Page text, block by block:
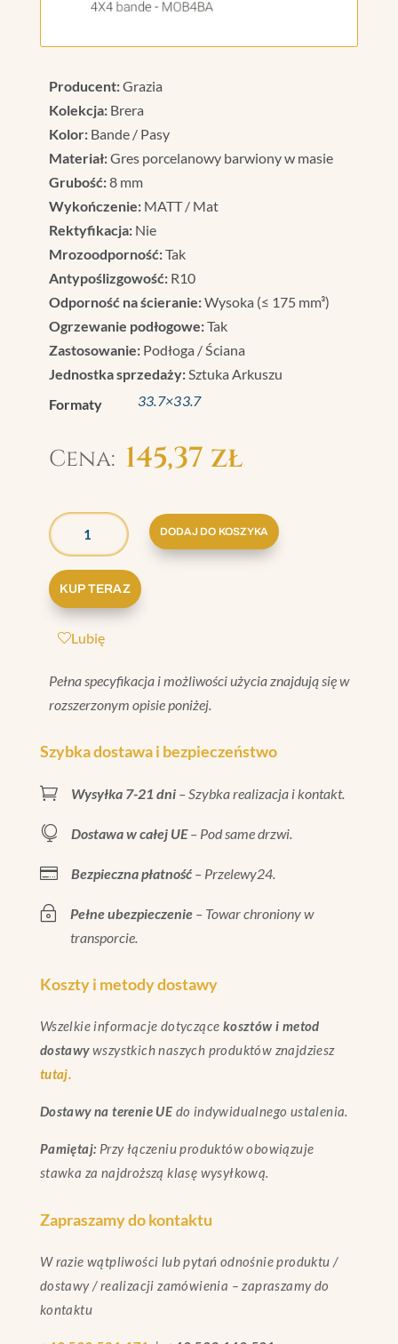
Producent:Grazia
Kolekcja:Brera
Kolor:Bande / Pasy
Materiał:Gres porcelanowy barwiony w masie
Grubość:8 mm
Wykończenie:MATT / Mat
Rektyfikacja:Nie
Mrozoodporność:Tak
Antypoślizgowość:R10
Odporność na ścieranie:Wysoka (≤ 175 mm³)
Ogrzewanie podłogowe:Tak
Zastosowanie:Podłoga / Ściana
Jednostka sprzedaży:Sztuka Arkuszu
Formaty
33.7×33.7
145,37 zł
GRAZIA
BRERA
MOSAICO
BANDE
33,7X33,7
DODAJ DO KOSZYKA
KUP TERAZ
Lubię
Pełna specyfikacja i możliwości użycia znajdują się w
rozszerzonym opisie poniżej.
Szybka dostawa i bezpieczeństwo
 Wysyłka 7-21 dni– Szybka realizacja i kontakt.
 Dostawa w całej UE– Pod same drzwi.
 Bezpieczna płatność– Przelewy24.
~ Pełne ubezpieczenie– Towar chroniony w
transporcie.
Koszty i metody dostawy
Wszelkie informacje dotyczące kosztów i metod
dostawywszystkich naszych produktów znajdziesz
tutaj.
Dostawy na terenie UE do indywidualnego ustalenia.
Pamiętaj: Przy łączeniu produktów obowiązuje
stawka za najdroższą klasę wysyłkową.
Zapraszamy do kontaktu
W razie wątpliwości lub pytań odnośnie produktu /
dostawy / realizacji zamówienia – zapraszamy do
kontaktu